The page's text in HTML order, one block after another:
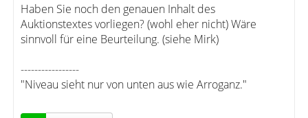
Haben Sie noch den genauen Inhalt des
Auktionstextes vorliegen? (wohl eher nicht) Wäre
sinnvoll für eine Beurteilung. (siehe Mirk)
-----------------
"Niveau sieht nur von unten aus wie Arroganz."